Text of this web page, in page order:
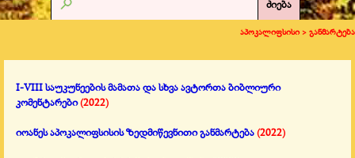
ძიება
აპოკალიფსისი > განმარტება
I-VIII საუკუნეების მამათა და სხვა ავტორთა ბიბლიური
კომენტარები(2022)
იოანეს აპოკალიფსისის ზედმიწევნითი განმარტება(2022)